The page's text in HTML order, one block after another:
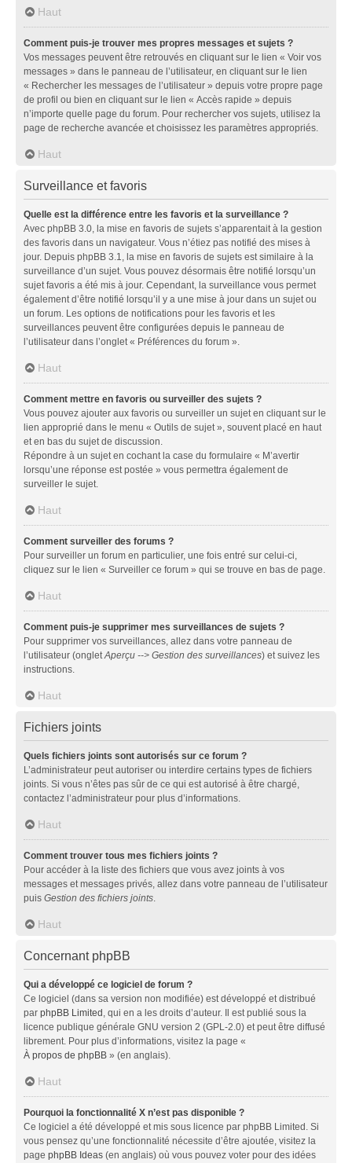
Haut
Comment puis-je trouver mes propres messages et sujets ?
Vos messages peuvent être retrouvés en cliquant sur le lien « Voir vos
messages » dans le panneau de l’utilisateur, en cliquant sur le lien
« Rechercher les messages de l’utilisateur » depuis votre propre page
de profil ou bien en cliquant sur le lien « Accès rapide » depuis
n’importe quelle page du forum. Pour rechercher vos sujets, utilisez la
page de recherche avancée et choisissez les paramètres appropriés.
Haut
Surveillance et favoris
Quelle est la différence entre les favoris et la surveillance ?
Avec phpBB 3.0, la mise en favoris de sujets s’apparentait à la gestion
des favoris dans un navigateur. Vous n’étiez pas notifié des mises à
jour. Depuis phpBB 3.1, la mise en favoris de sujets est similaire à la
surveillance d’un sujet. Vous pouvez désormais être notifié lorsqu’un
sujet favoris a été mis à jour. Cependant, la surveillance vous permet
également d’être notifié lorsqu’il y a une mise à jour dans un sujet ou
un forum. Les options de notifications pour les favoris et les
surveillances peuvent être configurées depuis le panneau de
l’utilisateur dans l’onglet « Préférences du forum ».
Haut
Comment mettre en favoris ou surveiller des sujets ?
Vous pouvez ajouter aux favoris ou surveiller un sujet en cliquant sur le
lien approprié dans le menu « Outils de sujet », souvent placé en haut
et en bas du sujet de discussion.
Répondre à un sujet en cochant la case du formulaire « M’avertir
lorsqu’une réponse est postée » vous permettra également de
surveiller le sujet.
Haut
Comment surveiller des forums ?
Pour surveiller un forum en particulier, une fois entré sur celui-ci,
cliquez sur le lien « Surveiller ce forum » qui se trouve en bas de page.
Haut
Comment puis-je supprimer mes surveillances de sujets ?
Pour supprimer vos surveillances, allez dans votre panneau de
l’utilisateur (ongletAperçu --> Gestion des surveillances) et suivez les
instructions.
Haut
Fichiers joints
Quels fichiers joints sont autorisés sur ce forum ?
L’administrateur peut autoriser ou interdire certains types de fichiers
joints. Si vous n’êtes pas sûr de ce qui est autorisé à être chargé,
contactez l’administrateur pour plus d’informations.
Haut
Comment trouver tous mes fichiers joints ?
Pour accéder à la liste des fichiers que vous avez joints à vos
messages et messages privés, allez dans votre panneau de l’utilisateur
puis Gestion des fichiers joints.
Haut
Concernant phpBB
Qui a développé ce logiciel de forum ?
Ce logiciel (dans sa version non modifiée) est développé et distribué
par phpBB Limited, qui en a les droits d’auteur. Il est publié sous la
licence publique générale GNU version 2 (GPL-2.0) et peut être diffusé
librement. Pour plus d’informations, visitez la page «
À propos de phpBB » (en anglais).
Haut
Pourquoi la fonctionnalité X n’est pas disponible ?
Ce logiciel a été développé et mis sous licence par phpBB Limited. Si
vous pensez qu’une fonctionnalité nécessite d’être ajoutée, visitez la
page phpBB Ideas (en anglais) où vous pouvez voter pour des idées